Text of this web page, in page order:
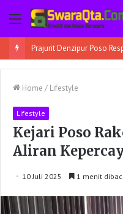
Menu
Home / Lifestyle
Lifestyle
Kejari Poso
Aliran
10 Juli 2025 1 menit